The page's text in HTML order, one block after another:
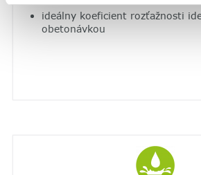
ideálny koeficient rozťažnosti
obetonávkou